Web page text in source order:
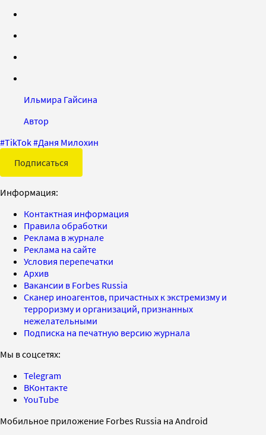
Ильмира Гайсина
Автор
#TikTok#Даня Милохин
Подписаться
Информация:
Контактная информация
Правила обработки
Реклама в журнале
Реклама на сайте
Условия перепечатки
Архив
Вакансии в Forbes Russia
Сканер иноагентов, причастных к экстремизму и
терроризму и организаций, признанных
нежелательными
Подписка на печатную версию журнала
Мы в соцсетях:
Telegram
ВКонтакте
YouTube
Мобильное приложение Forbes Russia на Android